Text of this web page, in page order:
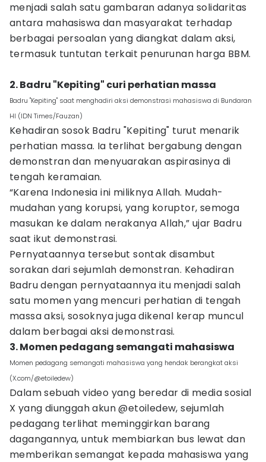
menjadi salah satu gambaran adanya solidaritas
antara mahasiswa dan masyarakat terhadap
berbagai persoalan yang diangkat dalam aksi,
termasuk tuntutan terkait penurunan harga BBM.
2. Badru "Kepiting" curi perhatian massa
Badru "Kepiting" saat menghadiri aksi demonstrasi mahasiswa di Bundaran
HI (IDN Times/Fauzan)
Kehadiran sosok Badru "Kepiting" turut menarik
perhatian massa. Ia terlihat bergabung dengan
demonstran dan menyuarakan aspirasinya di
tengah keramaian.
“Karena Indonesia ini miliknya Allah. Mudah-
mudahan yang korupsi, yang koruptor, semoga
masukan ke dalam nerakanya Allah,” ujar Badru
saat ikut demonstrasi.
Pernyataannya tersebut sontak disambut
sorakan dari sejumlah demonstran. Kehadiran
Badru dengan pernyataannya itu menjadi salah
satu momen yang mencuri perhatian di tengah
massa aksi, sosoknya juga dikenal kerap muncul
dalam berbagai aksi demonstrasi.
3. Momen pedagang semangati mahasiswa
Momen pedagang semangati mahasiswa yang hendak berangkat aksi
(X.com/@etoiledew)
Dalam sebuah video yang beredar di media sosial
X yang diunggah akun @etoiledew, sejumlah
pedagang terlihat meminggirkan barang
dagangannya, untuk membiarkan bus lewat dan
memberikan semangat kepada mahasiswa yang